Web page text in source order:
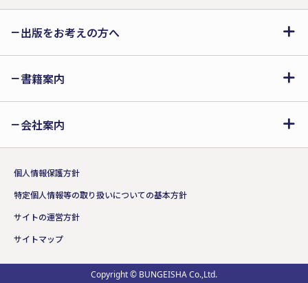
出版をお考えの方へ
書籍案内
会社案内
個人情報保護方針
特定個人情報等の取り扱いについての基本方針
サイトの運営方針
サイトマップ
Copyright © BUNGEISHA Co.,Ltd.